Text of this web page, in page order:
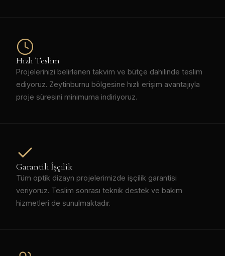
Hızlı Teslim
Projelerinizi belirlenen takvim ve bütçe dahilinde teslim
ediyoruz. Zeytinburnu bölgesine hızlı erişim avantajıyla
proje süresini minimuma indiriyoruz.
Garantili İşçilik
Tüm optik dizayn projelerimizde işçilik garantisi
veriyoruz. Teslim sonrası teknik destek ve bakım
hizmetleri de sunulmaktadır.